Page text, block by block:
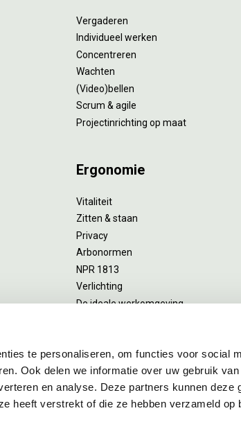
te personaliseren, om functies voor social
Ook delen we informatie over uw gebruik van
en analyse. Deze partners kunnen deze
heeft verstrekt of die ze hebben verzameld op
Vergaderen
Individueel werken
Concentreren
Wachten
(Video)bellen
Scrum & agile
Projectinrichting op maat
Ergonomie
Vitaliteit
Zitten & staan
Privacy
Arbonormen
NPR 1813
Verlichting
De ideale werkomgeving